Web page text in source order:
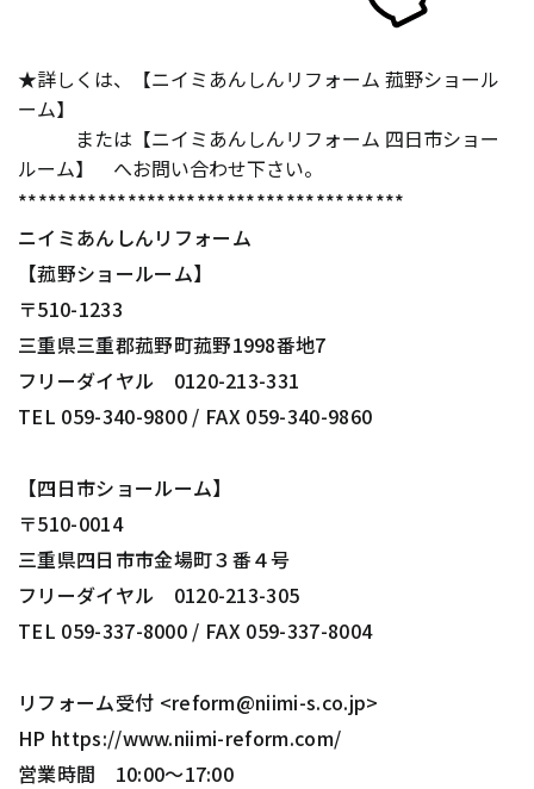
★詳しくは、【ニイミあんしんリフォーム 菰野ショール
ーム】
または【ニイミあんしんリフォーム 四日市ショー
ルーム】 へお問い合わせ下さい。
***************************************
ニイミあんしんリフォーム
【菰野ショールーム】
〒510-1233
三重県三重郡菰野町菰野1998番地7
フリーダイヤル 0120-213-331
TEL 059-340-9800 / FAX 059-340-9860
【四日市ショールーム】
〒510-0014
三重県四日市市金場町３番４号
フリーダイヤル 0120-213-305
TEL 059-337-8000 / FAX 059-337-8004
リフォーム受付 <reform@niimi-s.co.jp>
HP https://www.niimi-reform.com/
営業時間 10:00～17:00